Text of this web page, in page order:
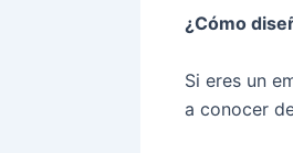
¿Cómo
Si eres un
a conocer